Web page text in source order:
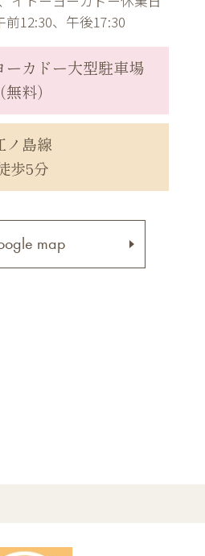
12:30、午後17:30
ーカドー大型駐車場
料）
ノ島線
歩5分
map